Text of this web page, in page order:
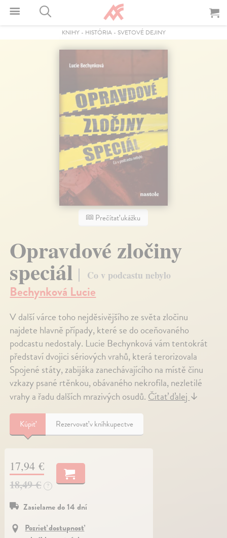
KNIHY- HISTÓRIA- SVETOVÉ DEJINY
Prečítať ukážku
Opravdové zločiny
speciál Co v podcastu nebylo
Bechynková Lucie
V další várce toho nejděsivějšího ze světa zločinu
najdete hlavně případy, které se do oceňovaného
podcastu nedostaly. Lucie Bechynková vám tentokrát
představí dvojici sériových vrahů, která terorizovala
Spojené státy, zabijáka zanechávajícího na místě činu
vzkazy psané rtěnkou, obávaného nekrofila, nezletilé
vrahy a řadu dalších mrazivých osudů.Čítať ďalej↓
Kúpiť Rezervovať v kníhkupectve
17,94 €
18,49 €
?
Zasielame do 14 dní
Pozrieť dostupnosť